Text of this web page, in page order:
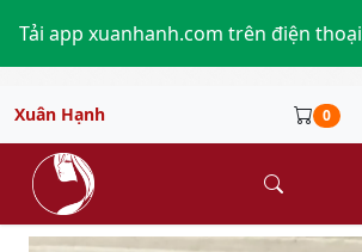
Tải app xuanhanh.com trên điện thoại
Xuân Hạnh 0